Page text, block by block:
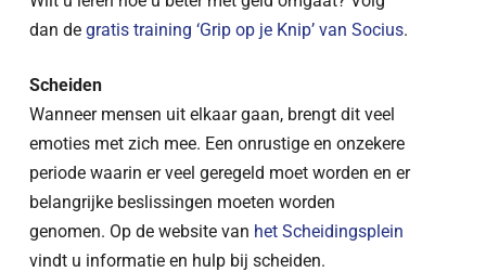
dan degratis training ‘Grip op je Knip’ van Socius.
Scheiden
Wanneer mensen uit elkaar gaan, brengt dit veel
emoties met zich mee. Een onrustige en onzekere
periode waarin er veel geregeld moet worden en er
belangrijke beslissingen moeten worden
genomen. Op de website van het Scheidingsplein
vindt u informatie en hulp bij scheiden.